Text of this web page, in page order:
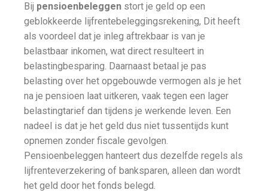
Bij pensioenbeleggen stort je geld op een
geblokkeerde lijfrentebeleggingsrekening, Dit heeft
als voordeel dat je inleg aftrekbaar is van je
belastbaar inkomen, wat direct resulteert in
belastingbesparing. Daarnaast betaal je pas
belasting over het opgebouwde vermogen als je het
na je pensioen laat uitkeren, vaak tegen een lager
belastingtarief dan tijdens je werkende leven. Een
nadeel is dat je het geld dus niet tussentijds kunt
opnemen zonder fiscale gevolgen.
Pensioenbeleggen hanteert dus dezelfde regels als
lijfrenteverzekering of banksparen, alleen dan wordt
het geld door het fonds belegd.